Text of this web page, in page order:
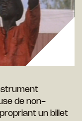
de non-
un billet